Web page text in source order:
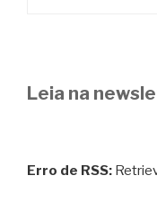
Leia na
Erro de RSS: